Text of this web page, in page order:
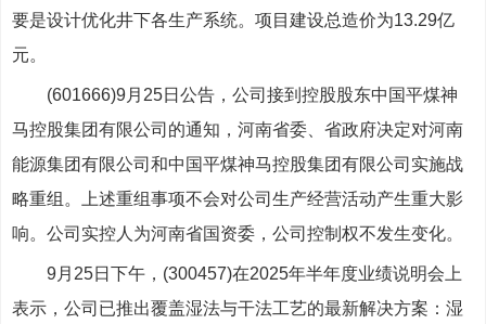
要是设计优化井下各生产系统。项目建设总造价为13.29亿
元。
(601666)9月25日公告，公司接到控股股东中国平煤神
马控股集团有限公司的通知，河南省委、省政府决定对河南
能源集团有限公司和中国平煤神马控股集团有限公司实施战
略重组。上述重组事项不会对公司生产经营活动产生重大影
响。公司实控人为河南省国资委，公司控制权不发生变化。
9月25日下午，(300457)在2025年半年度业绩说明会上
表示，公司已推出覆盖湿法与干法工艺的最新解决方案：湿